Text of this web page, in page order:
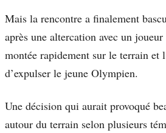
Mais la rencontre a finalement
après une altercation avec un
montée rapidement sur le terrain et
d’expulser le jeune Olympien.
Une décision qui aurait provoqué
autour du terrain selon plusieurs